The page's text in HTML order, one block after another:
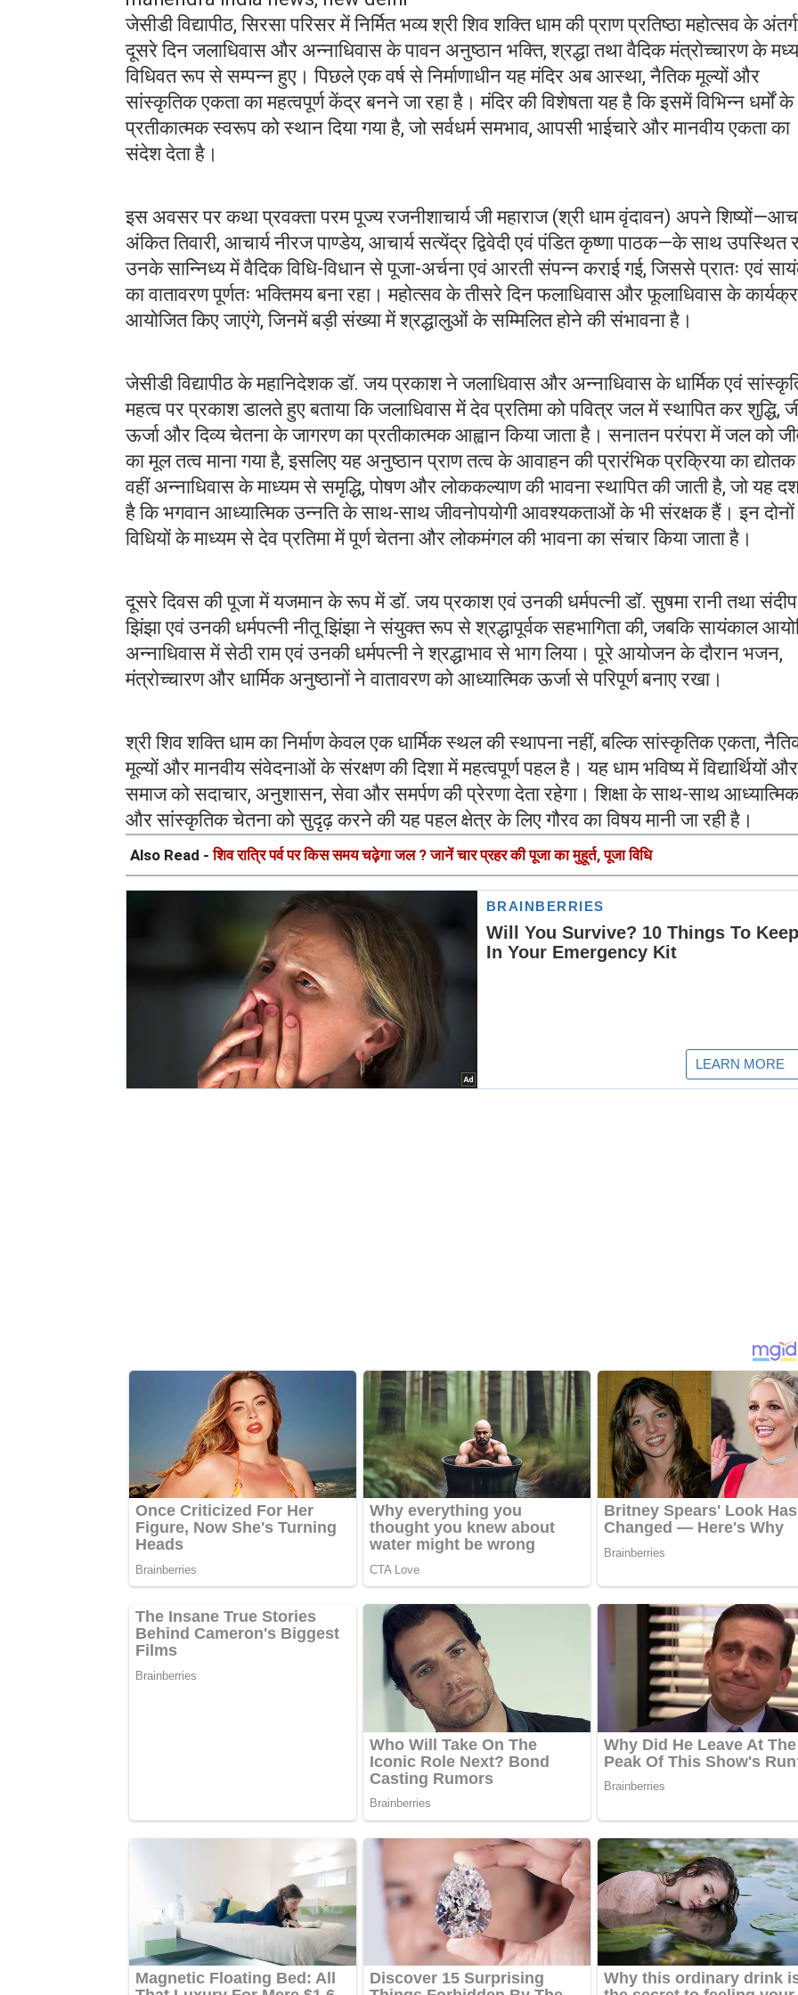
जेसीडी विद्यापीठ, सिरसा परिसर में निर्मित भव्य श्री शिव शक्ति धाम की प्राण प्रतिष्ठा महोत्सव के
दूसरे दिन जलाधिवास और अन्नाधिवास के पावन अनुष्ठान भक्ति, श्रद्धा तथा वैदिक मंत्रोच्चारण के मध्य
विधिवत रूप से सम्पन्न हुए। पिछले एक वर्ष से निर्माणाधीन यह मंदिर अब आस्था, नैतिक मूल्यों और
सांस्कृतिक एकता का महत्वपूर्ण केंद्र बनने जा रहा है। मंदिर की विशेषता यह है कि इसमें विभिन्न धर्मों के
प्रतीकात्मक स्वरूप को स्थान दिया गया है, जो सर्वधर्म समभाव, आपसी भाईचारे और मानवीय एकता का
संदेश देता है।
इस अवसर पर कथा प्रवक्ता परम पूज्य रजनीशाचार्य जी महाराज (श्री धाम वृंदावन) अपने
अंकित तिवारी, आचार्य नीरज पाण्डेय, आचार्य सत्येंद्र द्विवेदी एवं पंडित कृष्णा पाठक—के साथ उपस्थित
उनके सान्निध्य में वैदिक विधि-विधान से पूजा-अर्चना एवं आरती संपन्न कराई गई, जिससे प्रातः एवं
का वातावरण पूर्णतः भक्तिमय बना रहा। महोत्सव के तीसरे दिन फलाधिवास और फूलाधिवास के
आयोजित किए जाएंगे, जिनमें बड़ी संख्या में श्रद्धालुओं के सम्मिलित होने की संभावना है।
जेसीडी विद्यापीठ के महानिदेशक डॉ. जय प्रकाश ने जलाधिवास और अन्नाधिवास के धार्मिक एवं
महत्व पर प्रकाश डालते हुए बताया कि जलाधिवास में देव प्रतिमा को पवित्र जल में स्थापित कर शुद्धि,
ऊर्जा और दिव्य चेतना के जागरण का प्रतीकात्मक आह्वान किया जाता है। सनातन परंपरा में जल को
का मूल तत्व माना गया है, इसलिए यह अनुष्ठान प्राण तत्व के आवाहन की प्रारंभिक प्रक्रिया का
वहीं अन्नाधिवास के माध्यम से समृद्धि, पोषण और लोककल्याण की भावना स्थापित की जाती है, जो यह
है कि भगवान आध्यात्मिक उन्नति के साथ-साथ जीवनोपयोगी आवश्यकताओं के भी संरक्षक हैं। इन दोनों
विधियों के माध्यम से देव प्रतिमा में पूर्ण चेतना और लोकमंगल की भावना का संचार किया जाता है।
दूसरे दिवस की पूजा में यजमान के रूप में डॉ. जय प्रकाश एवं उनकी धर्मपत्नी डॉ. सुषमा रानी तथा संदीप
झिंझा एवं उनकी धर्मपत्नी नीतू झिंझा ने संयुक्त रूप से श्रद्धापूर्वक सहभागिता की, जबकि सायंकाल
अन्नाधिवास में सेठी राम एवं उनकी धर्मपत्नी ने श्रद्धाभाव से भाग लिया। पूरे आयोजन के दौरान भजन,
मंत्रोच्चारण और धार्मिक अनुष्ठानों ने वातावरण को आध्यात्मिक ऊर्जा से परिपूर्ण बनाए रखा।
श्री शिव शक्ति धाम का निर्माण केवल एक धार्मिक स्थल की स्थापना नहीं, बल्कि सांस्कृतिक एकता,
मूल्यों और मानवीय संवेदनाओं के संरक्षण की दिशा में महत्वपूर्ण पहल है। यह धाम भविष्य में विद्यार्थियों और
समाज को सदाचार, अनुशासन, सेवा और समर्पण की प्रेरणा देता रहेगा। शिक्षा के साथ-साथ आध्यात्मिक
और सांस्कृतिक चेतना को सुदृढ़ करने की यह पहल क्षेत्र के लिए गौरव का विषय मानी जा रही है।
Also Read -शिव रात्रि पर्व पर किस समय चढ़ेगा जल ? जानें चार प्रहर की पूजा का मुहूर्त, पूजा विधि